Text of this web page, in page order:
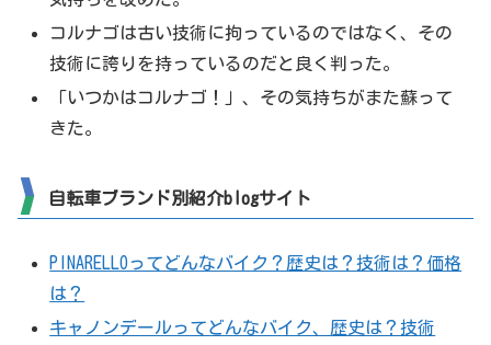
コルナゴは古い技術に拘っているのではなく、その
技術に誇りを持っているのだと良く判った。
「いつかはコルナゴ！」、その気持ちがまた蘇って
きた。
自転車ブランド別紹介blogサイト
PINARELLOってどんなバイク？歴史は？技術は？価格
は？
キャノンデールってどんなバイク、歴史は？技術